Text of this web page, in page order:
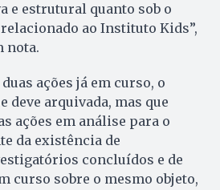
e estrutural quanto sob o
ao Instituto Kids”,
nota.
ações já em curso, o
deve arquivada, mas que
ações em análise para o
da existência de
concluídos e de
curso sobre o mesmo objeto,